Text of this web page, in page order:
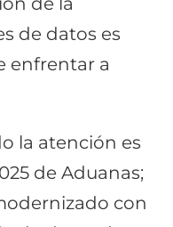
de datos es
enfrentar a
la atención es
de Aduanas;
con